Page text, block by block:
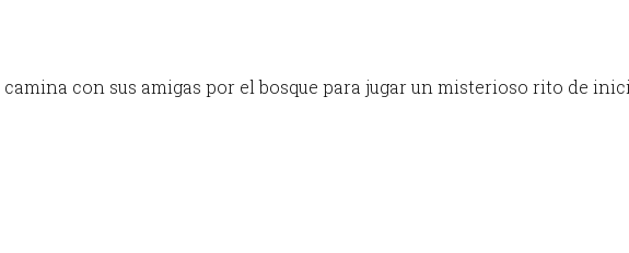
camina con sus amigas por el bosque para jugar un misterioso rito de